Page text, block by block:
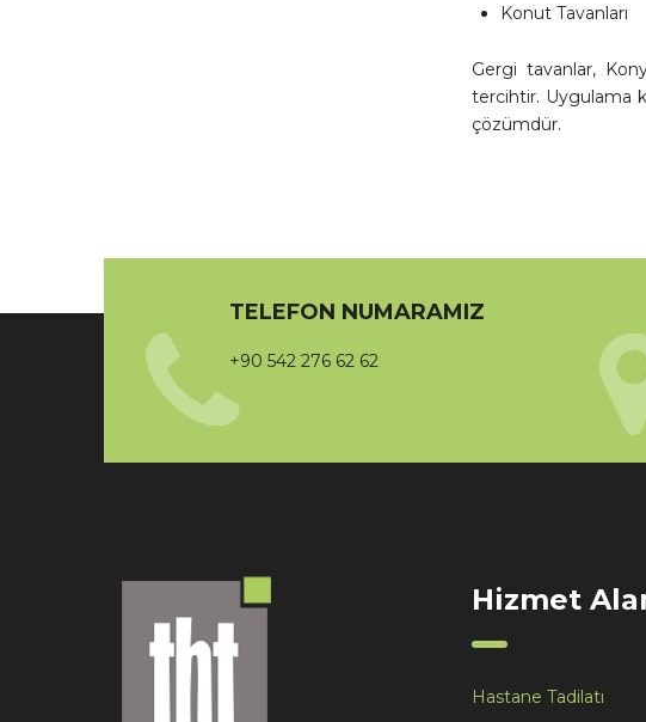
Konut Tavanları
Gergi tavanlar,
tercihtir. Uygulama
çözümdür.
TELEFON NUMARAMIZ
+90 542 276 62 62
Hizmet
Hastane Tadilatı